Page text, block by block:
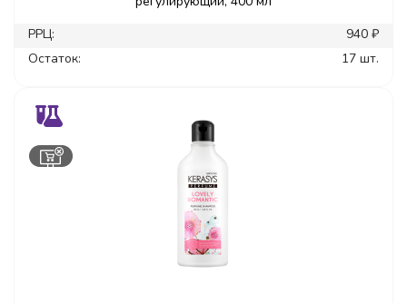
РРЦ:
940 ₽
Остаток:
17 шт.